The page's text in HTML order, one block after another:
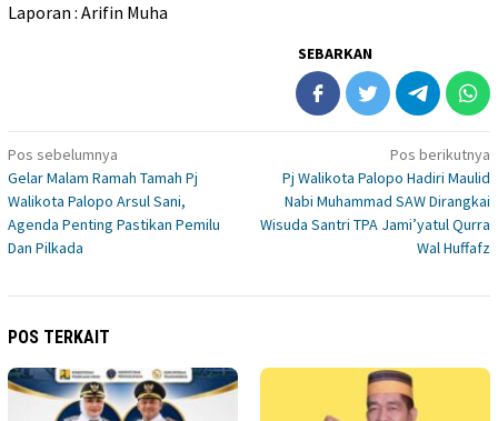
Laporan : Arifin Muha
SEBARKAN
Navigasi
pos
Pos sebelumnya
Gelar Malam Ramah Tamah Pj
Walikota Palopo Arsul Sani,
Agenda Penting Pastikan Pemilu
Dan Pilkada
Pos berikutnya
Pj Walikota Palopo Hadiri Maulid
Nabi Muhammad SAW Dirangkai
Wisuda Santri TPA Jami’yatul Qurra
Wal Huffafz
POS TERKAIT